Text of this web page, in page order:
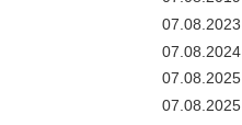
07.08.2023
07.08.2024
07.08.2025
07.08.2025